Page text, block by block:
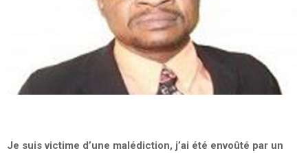
Je suis victime d’une malédiction, j’ai été envoûté par un